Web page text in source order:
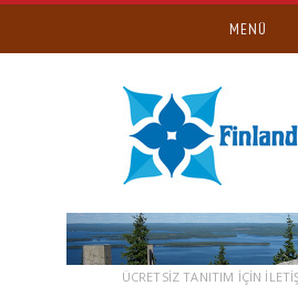
MENÜ
ÜCRETSİZ TANITIM IÇIN